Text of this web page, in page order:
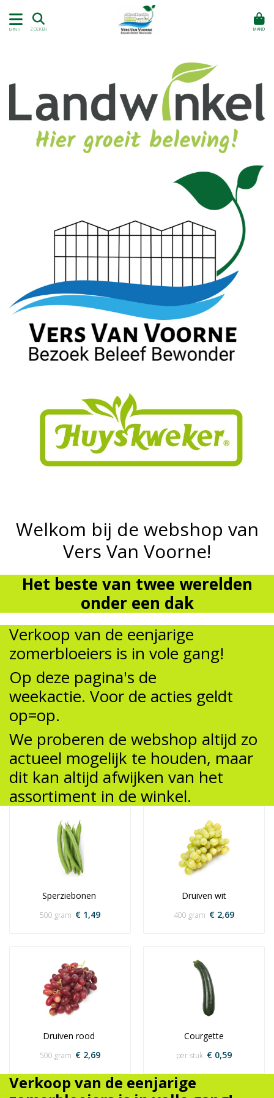
MENU ZOEKEN MAND
Welkom bij de webshop van
Vers Van Voorne!
Het beste van twee werelden
onder een dak
Verkoop van de eenjarige
zomerbloeiers is in vole gang!
Op deze pagina's de
weekactie. Voor de acties geldt
op=op.
We proberen de webshop altijd zo
actueel mogelijk te houden, maar
dit kan altijd afwijken van het
assortiment in de winkel.
€ 1,49
500 gram
Druiven wit
€ 2,69
400 gram
€ 2,69
500 gram
Courgette
€ 0,59
per stuk
Verkoop van de eenjarige